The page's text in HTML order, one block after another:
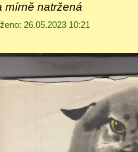
mírně natržená
26.05.2023 10:21